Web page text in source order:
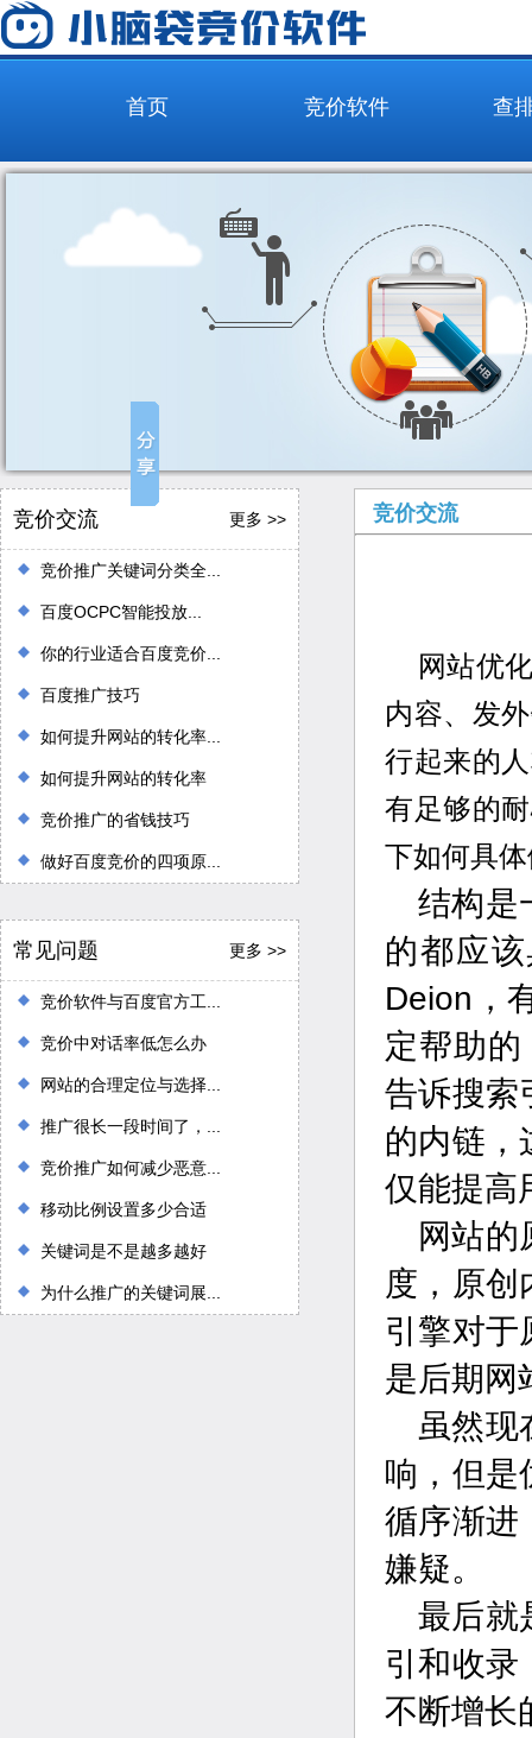
首页 竞价软件 查
竞价交流 更多 >>
竞价推广关键词分类全...
百度OCPC智能投放...
你的行业适合百度竞价...
百度推广技巧
如何提升网站的转化率...
如何提升网站的转化率
竞价推广的省钱技巧
做好百度竞价的四项原...
常见问题 更多 >>
竞价软件与百度官方工...
竞价中对话率低怎么办
网站的合理定位与选择...
推广很长一段时间了，...
竞价推广如何减少恶意...
移动比例设置多少合适
关键词是不是越多越好
为什么推广的关键词展...
竞价交流
网站优
内容、发
行起来的
有足够的
下如何具
结构是
的都应
Deion，
定帮助
告诉搜索
的内链，
仅能提高
网站的
度，原创
引擎对于
是后期网
虽然现
响，但是
循序渐进
嫌疑。
最后就
引和收录
不断增长